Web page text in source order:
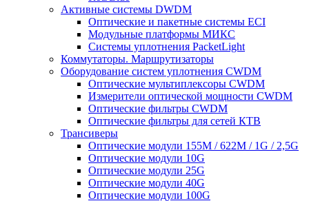
Активные системы DWDM
Оптические и пакетные системы ECI
Модульные платформы МИКС
Системы уплотнения PacketLight
Коммутаторы. Маршрутизаторы
Оборудование систем уплотнения CWDM
Оптические мультиплексоры CWDM
Измерители оптической мощности CWDM
Оптические фильтры CWDM
Оптические фильтры для сетей КТВ
Трансиверы
Оптические модули 155M / 622M / 1G / 2,5G
Оптические модули 10G
Оптические модули 25G
Оптические модули 40G
Оптические модули 100G